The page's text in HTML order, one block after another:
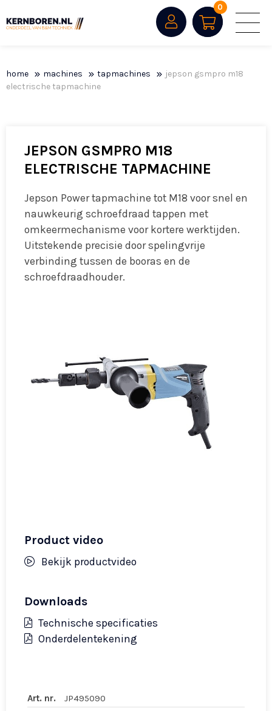
0
home machines tapmachines
jepson gsmpro m18
electrische tapmachine
JEPSON GSMPRO M18
ELECTRISCHE TAPMACHINE
Jepson Power tapmachine tot M18 voor snel en
nauwkeurig schroefdraad tappen met
omkeermechanisme voor kortere werktijden.
Uitstekende precisie door spelingvrije
verbinding tussen de booras en de
schroefdraadhouder.
Product video
Bekijk productvideo
Downloads
Technische specificaties
Onderdelentekening
Art. nr.
JP495090